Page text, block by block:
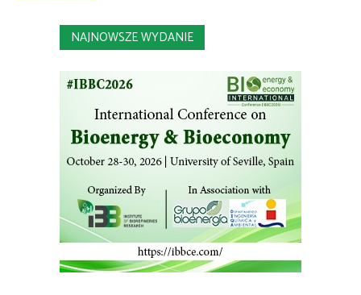
NAJNOWSZE WYDANIE